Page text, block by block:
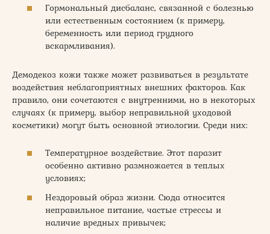
Гормональный дисбаланс, связанной с болезнью
или естественным состоянием (к примеру,
беременность или период грудного
вскармливания).
Демодекоз кожи также может развиваться в результате
воздействия неблагоприятных внешних факторов. Как
правило, они сочетаются с внутренними, но в некоторых
случаях (к примеру, выбор неправильной уходовой
косметики) могут быть основной этиологии. Среди них:
Температурное воздействие. Этот паразит
особенно активно размножается в теплых
условиях;
Нездоровый образ жизни. Сюда относится
неправильное питание, частые стрессы и
наличие вредных привычек;